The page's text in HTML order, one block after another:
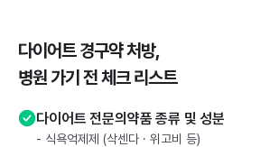
다이어트 경구약 처방,
병원 가기 전 체크 리스트
다이어트 전문의약품 종류 및 성분
- 식욕억제제 (삭센다 · 위고비 등)